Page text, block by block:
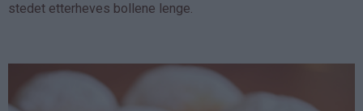
stedet etterheves bollene lenge.